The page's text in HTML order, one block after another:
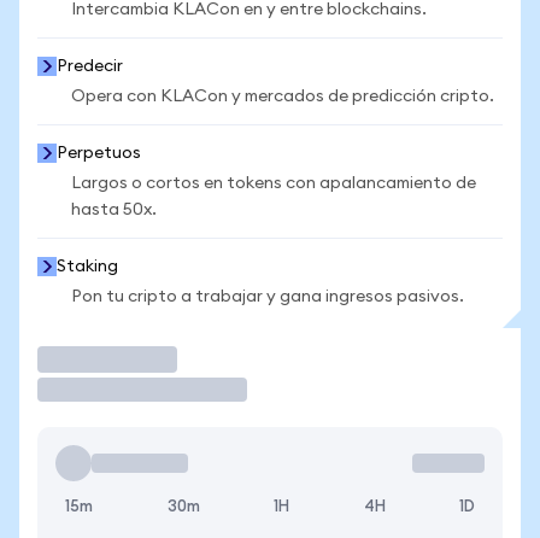
Intercambia KLACon en y entre blockchains.
Predecir
Opera con KLACon y mercados de predicción cripto.
Perpetuos
Largos o cortos en tokens con apalancamiento de
hasta 50x.
Staking
Pon tu cripto a trabajar y gana ingresos pasivos.
15m 30m 1H 4H 1D